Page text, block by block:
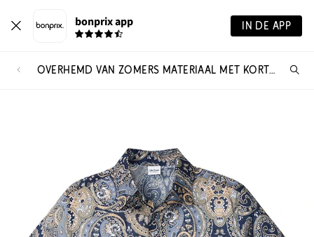
bonprix app IN DE APP
OVERHEMD VAN ZOMERS MATERIAAL MET KORTE MOUWEN